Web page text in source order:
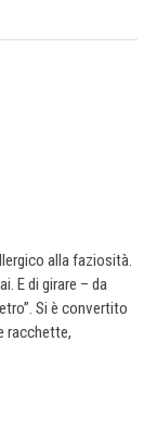
alla faziosità.
E di girare – da
Si è convertito
racchette,